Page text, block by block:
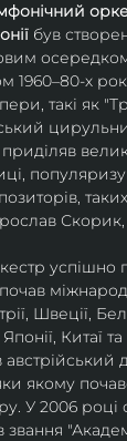
був
1960–80-х
такі як
Скорик,
успішно
Швеції,
Китаї
якому
У 2006
звання